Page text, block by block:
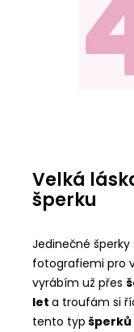
Velká
šperku
Jedinečné šperky
fotografiemi pro
vyrábím už přes
let a troufám si
tento typ šperků